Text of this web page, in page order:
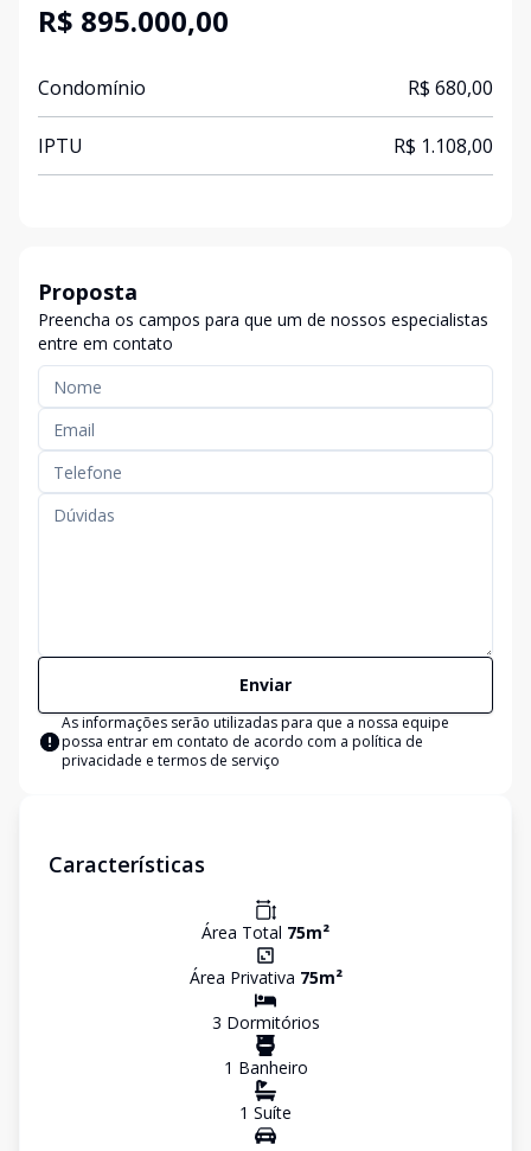
R$ 895.000,00
Condomínio R$ 680,00
IPTU R$ 1.108,00
Proposta
Preencha os campos para que um de nossos especialistas
entre em contato
Enviar
As informações serão utilizadas para que a nossa equipe
possa entrar em contato de acordo com a política de
privacidade e termos de serviço
Características
Área Total 75m²
Área Privativa 75m²
3 Dormitórios
1 Banheiro
1 Suíte